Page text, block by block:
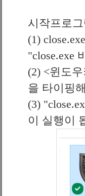
시작프로
(1)
"close.exe
(2) <윈도
을 타이핑
(3)
이 실행이